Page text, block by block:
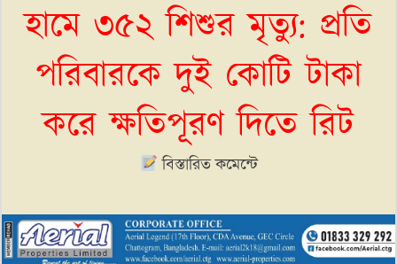
হামে ৩৫২ শিশুর মৃত্যু: প্রতি
পরিবারকে দুই কোটি টাকা
করে ক্ষতিপূরণ দিতে রিট
বিস্তারিত কমেন্টে